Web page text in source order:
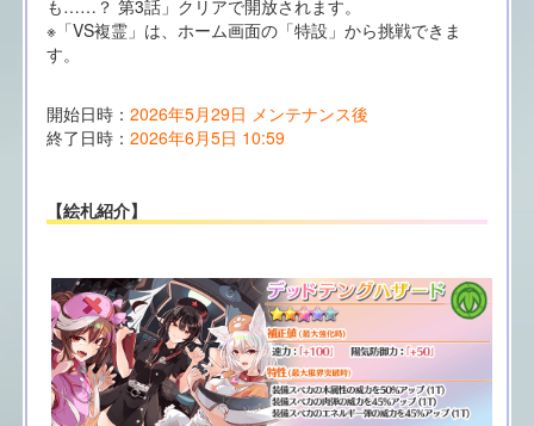
も……？ 第3話」クリアで開放されます。
※「VS複霊」は、ホーム画面の「特設」から挑戦できま
す。
開始日時： 2026年5月29日 メンテナンス後
終了日時： 2026年6月5日 10:59
【絵札紹介】